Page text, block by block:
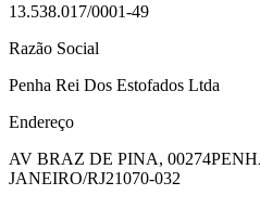
13.538.017/0001-49
Razão Social
Penha Rei Dos Estofados Ltda
Endereço
AV BRAZ DE PINA, 00274
JANEIRO/RJ21070-032